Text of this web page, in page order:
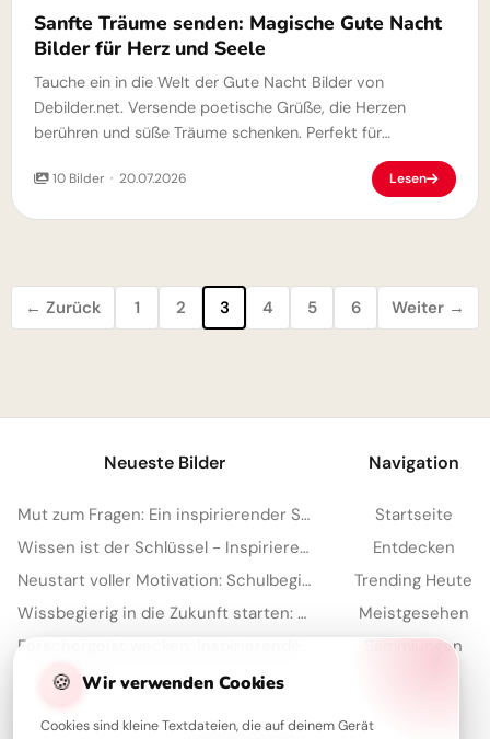
Sanfte Träume senden: Magische Gute Nacht
Bilder für Herz und Seele
Tauche ein in die Welt der Gute Nacht Bilder von
Debilder.net. Versende poetische Grüße, die Herzen
berühren und süße Träume schenken. Perfekt für
10 Bilder · 20.07.2026 Lesen
← Zurück 1 2 3 4 5 6 Weiter →
🍪 Wir verwenden Cookies
Cookies sind kleine Textdateien, die auf deinem Gerät
Neueste Bilder
Mut zum Fragen: Ein inspirierender Schulstart für deine Facebook-Timeline
Wissen ist der Schlüssel - Inspirierende Schulstart Bilder für Telegram
Neustart voller Motivation: Schulbeginn inspirieren und auf TikTok verbreiten!
Wissbegierig in die Zukunft starten: Dein 'Lesen bildet' Bild für Snapchat
Navigation
Startseite
Entdecken
Trending Heute
Meistgesehen
Sammlungen